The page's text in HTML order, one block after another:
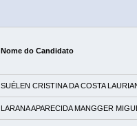
Nome do Candidato
SUÉLEN CRISTINA DA COSTA
LARANA APARECIDA MANGGER